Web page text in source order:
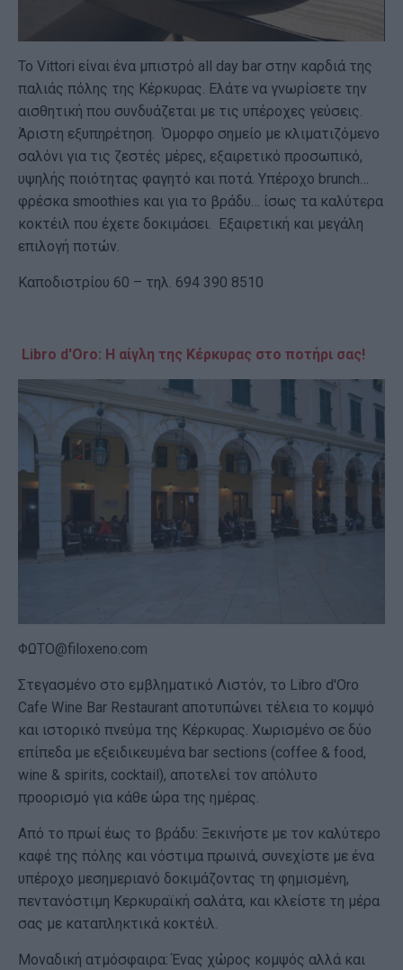
Το Vittori είναι ένα μπιστρό all day bar στην καρδιά της
παλιάς πόλης της Κέρκυρας. Ελάτε να γνωρίσετε την
αισθητική που συνδυάζεται με τις υπέροχες γεύσεις.
Άριστη εξυπηρέτηση. Όμορφο σημείο με κλιματιζόμενο
σαλόνι για τις ζεστές μέρες, εξαιρετικό προσωπικό,
υψηλής ποιότητας φαγητό και ποτά. Υπέροχο brunch…
φρέσκα smoothies και για το βράδυ… ίσως τα καλύτερα
κοκτέιλ που έχετε δοκιμάσει. Εξαιρετική και μεγάλη
επιλογή ποτών.
Καποδιστρίου 60 – τηλ. 694 390 8510
Libro d'Oro: Η αίγλη της Κέρκυρας στο ποτήρι σας!
ΦΩΤΟ@filoxeno.com
Στεγασμένο στο εμβληματικό Λιστόν, το Libro d'Oro
Cafe Wine Bar Restaurant αποτυπώνει τέλεια το κομψό
και ιστορικό πνεύμα της Κέρκυρας. Χωρισμένο σε δύο
επίπεδα με εξειδικευμένα bar sections (coffee & food,
wine & spirits, cocktail), αποτελεί τον απόλυτο
προορισμό για κάθε ώρα της ημέρας.
Από το πρωί έως το βράδυ: Ξεκινήστε με τον καλύτερο
καφέ της πόλης και νόστιμα πρωινά, συνεχίστε με ένα
υπέροχο μεσημεριανό δοκιμάζοντας τη φημισμένη,
πεντανόστιμη Κερκυραϊκή σαλάτα, και κλείστε τη μέρα
σας με καταπληκτικά κοκτέιλ.
Μοναδική ατμόσφαιρα: Ένας χώρος κομψός αλλά και